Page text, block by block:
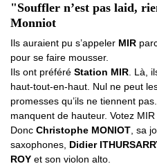
"Souffler n’est pas laid,
Monniot
Ils auraient pu s’appeler MIR
pour se faire mousser.
Ils ont préféré Station MIR . Là,
haut-tout-en-haut. Nul ne peut
promesses qu’ils ne tiennent
manquent de hauteur. Votez MIR
Donc Christophe MONIOT , sa
saxophones, Didier
ROY et son violon alto.